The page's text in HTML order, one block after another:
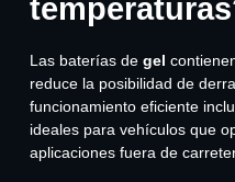
Las baterías de gel
reduce la posibilidad de
funcionamiento eficiente
ideales para vehículos que
aplicaciones fuera de